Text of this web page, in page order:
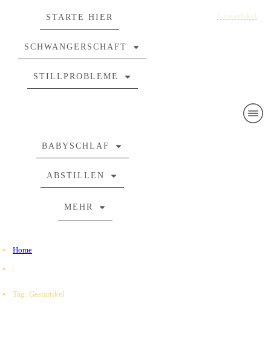
STARTE HIER
SCHWANGERSCHAFT
STILLPROBLEME
BABYSCHLAF
ABSTILLEN
MEHR
Home
|
Tag: Gastartikel
Gastartikel